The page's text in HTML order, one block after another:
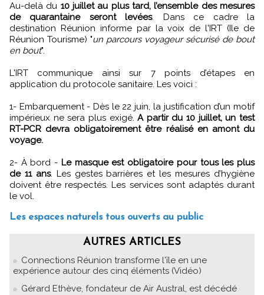
Au-delà du 10 juillet au plus tard, l’ensemble des mesures
de quarantaine seront levées. Dans ce cadre la
destination Réunion informe par la voix de l'IRT (Ile de
Réunion Tourisme) "un parcours voyageur sécurisé de bout
en bout".
L'IRT communique ainsi sur 7 points d’étapes en
application du protocole sanitaire. Les voici :
1- Embarquement - Dès le 22 juin, la justification d’un motif
impérieux ne sera plus exigé.A partir du 10 juillet, un test
RT-PCR devra obligatoirement être réalisé en amont du
voyage.
2- À bord - Le masque est obligatoire pour tous les plus
de 11 ans. Les gestes barrières et les mesures d’hygiène
doivent être respectés. Les services sont adaptés durant
le vol.
Les espaces naturels tous ouverts au public
AUTRES ARTICLES
Connections Réunion transforme l'île en une
expérience autour des cinq éléments (Vidéo)
Gérard Ethève, fondateur de Air Austral, est décédé